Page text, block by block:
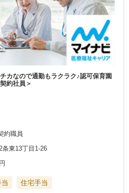
カなので通勤もラクラク♪認可保育園
約社員＞
約職員
東13丁目1-26
住宅手当